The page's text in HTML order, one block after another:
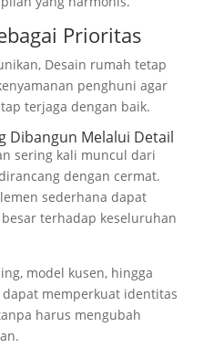
Prioritas
Desain rumah tetap
penghuni agar
terjaga dengan baik.
Dibangun Melalui Detail
sering kali muncul dari
dengan cermat.
sederhana dapat
terhadap keseluruhan
model kusen, hingga
memperkuat identitas
harus mengubah